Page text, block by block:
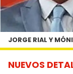
NUEVOS
JORGE RIAL Y